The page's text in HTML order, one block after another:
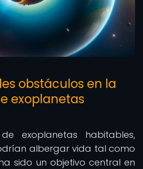
obstáculos en la
exoplanetas
exoplanetas habitables,
albergar vida tal como
sido un objetivo central en